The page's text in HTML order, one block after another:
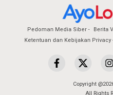
Pedoman Media Siber Berita
Ketentuan dan Kebijakan Privacy
Copyright
All Rights